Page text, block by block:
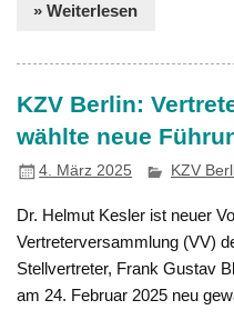
» Weiterlesen
KZV Berlin:
wählte neue
4. März 2025 KZV
Dr. Helmut Kesler ist neuer
Vertreterversammlung (VV)
Stellvertreter, Frank Gustav
am 24. Februar 2025 neu